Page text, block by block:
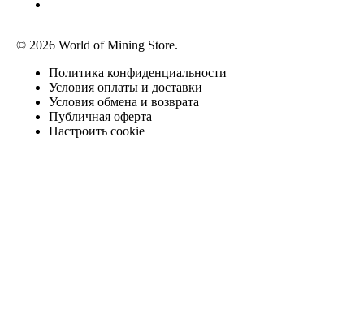
© 2026 World of Mining Store.
Политика конфиденциальности
Условия оплаты и доставки
Условия обмена и возврата
Публичная оферта
Настроить cookie